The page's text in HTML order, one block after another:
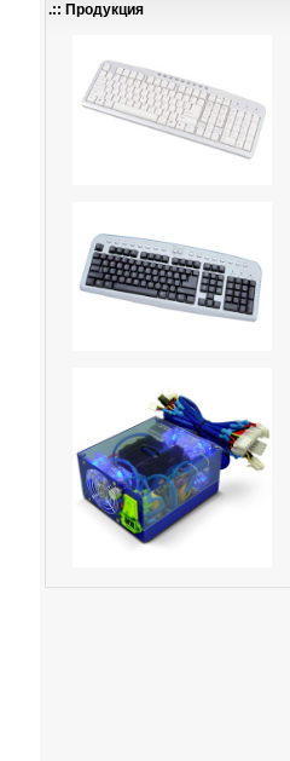
.:: Продукция